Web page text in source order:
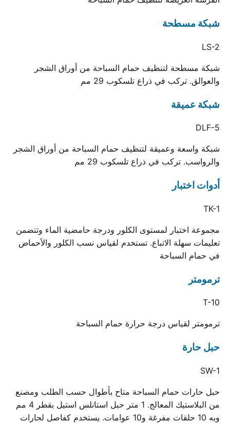
شبكة مسطحة
LS-2
شبكة مسطحة لتنظيف حمام السباحة من أوراق الشجر
والعوالق. تركب في ذراع تلسكوب 29 مم
شبكة عميقة
DLF-5
شبكة واسعة وعميقة لتنظيف حمام السباحة من أوراق الشجر
والرواسب. تركب في ذراع تلسكوب 29 مم
أدوات اختبار
TK-1
مجموعة اختبار لمستوى الكلور ودرجة حامضية الماء وتتضمن
تعليمات سهلة الاتباع. تستخدم لقياس نسب الكلور والأحماض
في حمام السباحة
ترمومتر
T-10
ترمومتر لقياس درجة حرارة حمام السباحة
حبل حارة
SW-1
حبل حارات حمام السباحة متاح بأطوال حسب الطلب ومصنع
من البلاستيك المعالج. 1 متر حبل استانلس استيل بقطر 4 مم
وبه 10 حلقات مفرغة و10 عوامات. يستخدم كفاصل لحارات